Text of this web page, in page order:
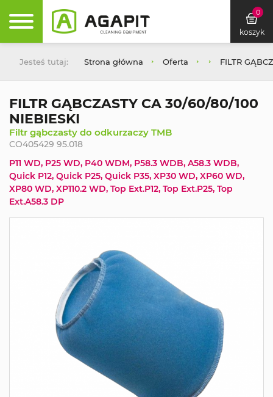
0
koszyk
Jesteś tutaj: Strona główna Oferta FILTR
FILTR GĄBCZASTY CA 30/60/80/100
NIEBIESKI
Filtr gąbczasty do odkurzaczy TMB
CO405429 95.018
P11 WD, P25 WD, P40 WDM, P58.3 WDB, A58.3 WDB,
Quick P12, Quick P25, Quick P35, XP30 WD, XP60 WD,
XP80 WD, XP110.2 WD, Top Ext.P12, Top Ext.P25, Top
Ext.A58.3 DP